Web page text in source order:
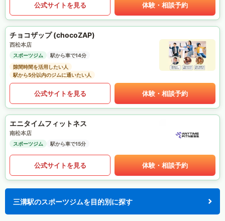
公式サイトを見る 体験・相談予約
チョコザップ (chocoZAP)
西松本店
スポーツジム
駅から車で14分
隙間時間を活用したい人
駅から5分以内のジムに通いたい人
公式サイトを見る 体験・相談予約
エニタイムフィットネス
南松本店
スポーツジム 駅から車で15分
公式サイトを見る 体験・相談予約
三溝駅のスポーツジムを目的別に探す